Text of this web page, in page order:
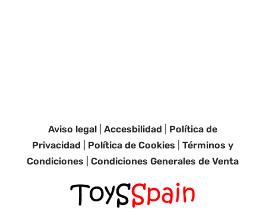
Aviso legal |Accesbilidad
Política de
Privacidad
Política de Cookies |Términos y
Condiciones |Condiciones Generales de Venta